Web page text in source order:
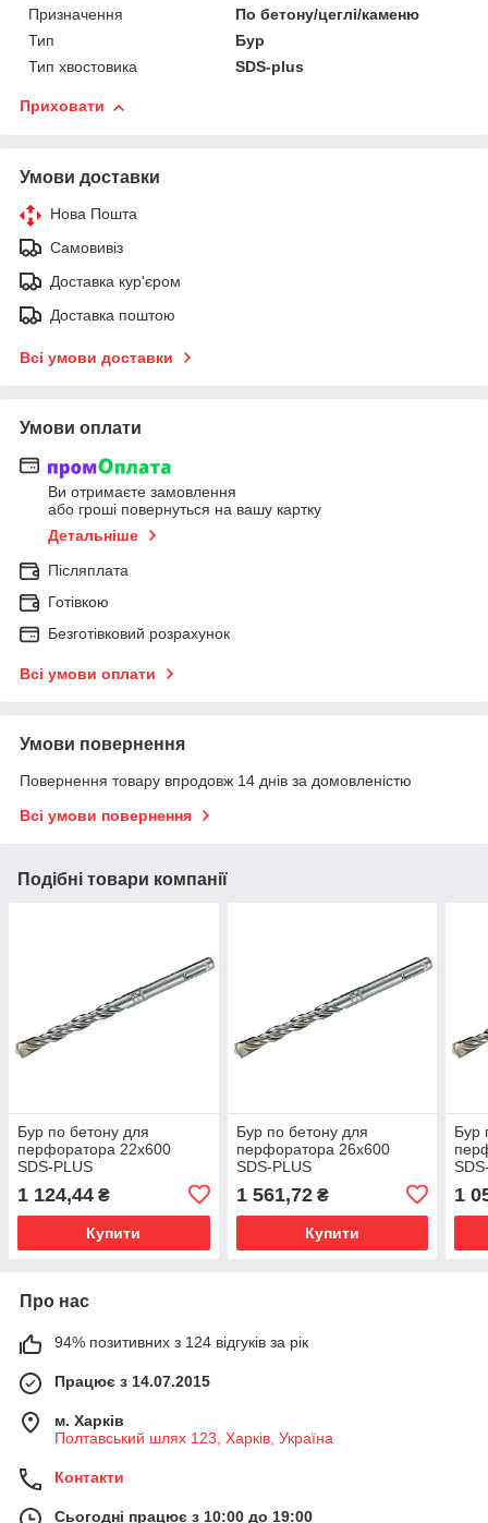
Призначення
По бетону/цеглі/каменю
Тип
Бур
Тип хвостовика
SDS-plus
Приховати
Умови доставки
Нова Пошта
Самовивіз
Доставка кур'єром
Доставка поштою
Всі умови доставки
Умови оплати
Ви отримаєте замовлення
або гроші повернуться на вашу картку
Детальніше
Післяплата
Готівкою
Безготівковий розрахунок
Всі умови оплати
Умови повернення
Повернення товару впродовж 14 днів за домовленістю
Всі умови повернення
Подібні товари компанії
Бур по бетону для
перфоратора 22х600
SDS-PLUS
1 124,44 ₴
Купити
Бур по бетону для
перфоратора 26х600
SDS-PLUS
1 561,72₴
Купити
Бур
1
Про нас
94% позитивних з 124 відгуків за рік
Працює з 14.07.2015
м. Харків
Полтавський шлях 123, Харків, Україна
Контакти
Сьогодні працює з 10:00 до 19:00